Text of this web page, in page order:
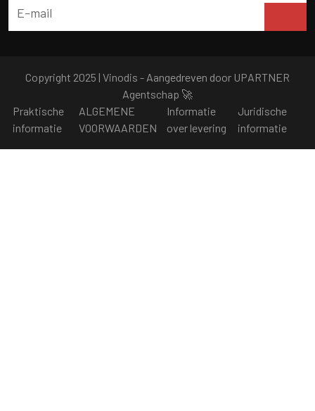
Copyright 2025 | Vinodis - Aangedreven door UPARTNER
Agentschap 🚀
Praktische
informatie
ALGEMENE
VOORWAARDEN
Informatie
over levering
Juridische
informatie